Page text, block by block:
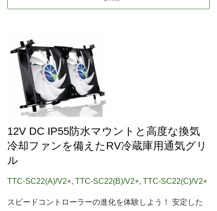
す。
12V DC IP55防水マウントと高度な換気
冷却ファンを備えたRV冷蔵庫用通気グリ
ル
TTC-SC22(A)/V2+, TTC-SC22(B)/V2+, TTC-SC22(C)/V2+
スピードコントローラーの進化を体験しよう！ 安定した